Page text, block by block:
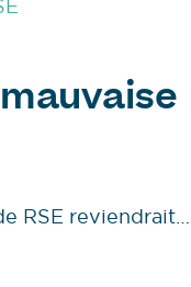
RSE reviendrait…